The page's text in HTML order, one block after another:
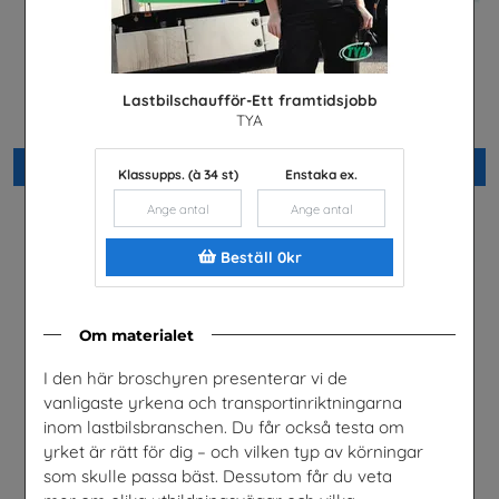
Lastbilschaufför-Ett framtidsjobb
TYA
Klassupps. (à 34 st) Enstaka ex.
Beställ 0kr
Om materialet
I den här broschyren presenterar vi de
vanligaste yrkena och transportinriktningarna
inom lastbilsbranschen. Du får också testa om
yrket är rätt för dig – och vilken typ av körningar
som skulle passa bäst. Dessutom får du veta
Yrkessvenska fiber och
stadsnät
Sobona
Beställ 0kr
El- och energiprogrammet,
Arabiska
Installatörsföretagen Service i